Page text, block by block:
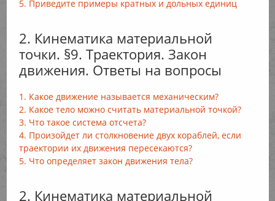
5. Приведите примеры кратных и дольных единиц
2. Кинематика материальной
точки. §9. Траектория. Закон
движения. Ответы на вопросы
1. Какое движение называется механическим?
2. Какое тело можно считать материальной точкой?
3. Что такое система отсчета?
4. Произойдет ли столкновение двух кораблей, если
траектории их движения пересекаются?
5. Что определяет закон движения тела?
2. Кинематика материальной